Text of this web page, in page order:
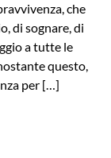
che
di sognare, di
a tutte le
questo,
per […]